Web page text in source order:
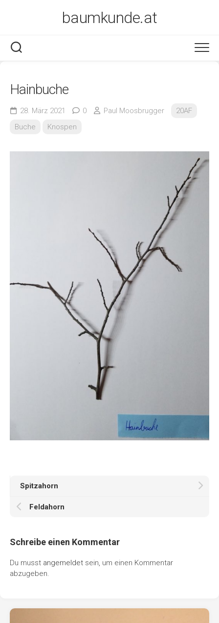
baumkunde.at
Hainbuche
28. März 2021 0 Paul Moosbrugger
20AF
Buche
Knospen
Spitzahorn
Feldahorn
Schreibe einen Kommentar
Du musst angemeldet sein, um einen Kommentar
abzugeben.